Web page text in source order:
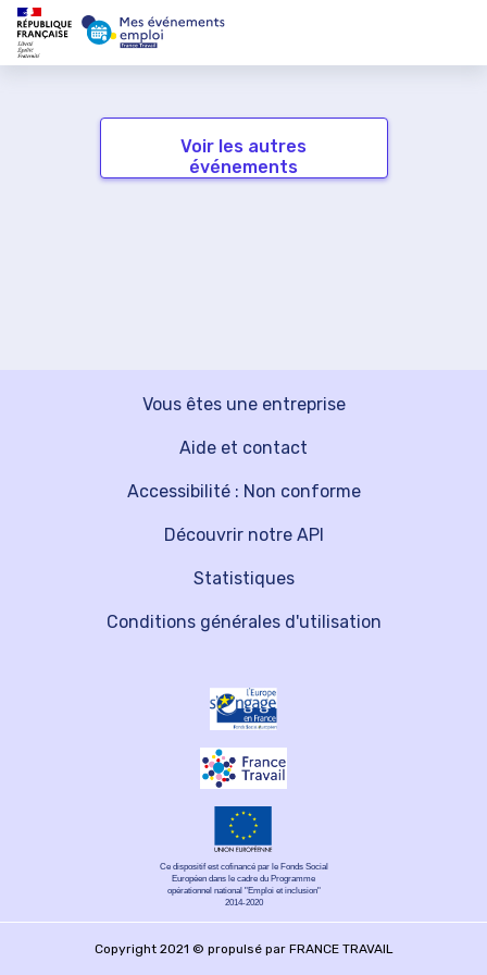
Voir les autres
événements
Vous êtes une entreprise
Découvrir notre API
Aide et contact
Statistiques
Accessibilité : Non conforme
Conditions générales d'utilisation
Ce dispositif est cofinancé par le Fonds Social
Européen dans le cadre du Programme
opérationnel national "Emploi et inclusion"
2014-2020
Copyright 2021 © propulsé par FRANCE TRAVAIL